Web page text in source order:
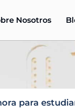
Nosotros
para